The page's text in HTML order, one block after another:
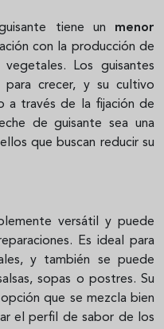
tiene un menor
con la producción de
Los guisantes
para crecer, y su cultivo
a través de la fijación de
de guisante sea una
que buscan reducir su
versátil y puede
Es ideal para
y también se puede
sopas o postres. Su
que se mezcla bien
el perfil de sabor de los